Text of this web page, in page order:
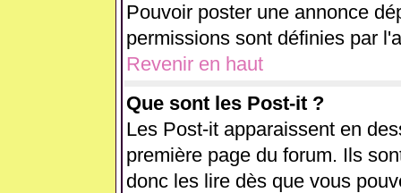
Pouvoir poster une annonce
permissions sont définies par
Revenir en haut
Que sont les Post-it ?
Les Post-it apparaissent en
première page du forum. Ils
donc les lire dès que vous